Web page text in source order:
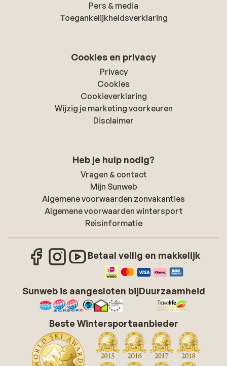
Pers & media
Toegankelijkheidsverklaring
Cookies en privacy
Privacy
Cookies
Cookieverklaring
Wijzig je marketing voorkeuren
Disclaimer
Heb je hulp nodig?
Vragen & contact
Mijn Sunweb
Algemene voorwaarden zonvakanties
Algemene voorwaarden wintersport
Reisinformatie
Betaal veilig en makkelijk
Sunweb is aangesloten bijDuurzaamheid
Beste Wintersportaanbieder